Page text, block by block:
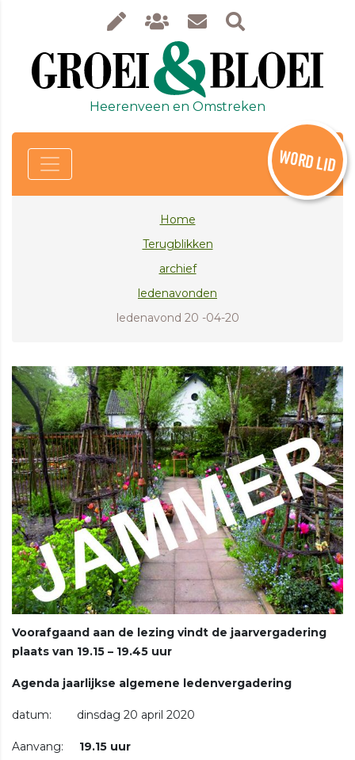
Heerenveen en Omstreken
WORD LID
Home
Terugblikken
archief
ledenavonden
ledenavond 20 -04-20
Voorafgaand aan de lezing vindt de jaarvergadering
plaats van 19.15 – 19.45 uur
Agenda jaarlijkse algemene ledenvergadering
datum: dinsdag 20 april 2020
Aanvang: 19.15 uur